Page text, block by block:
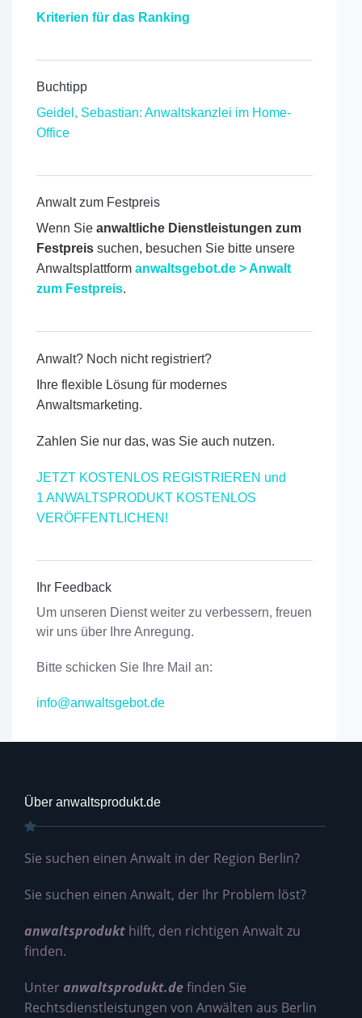
Kriterien für das Ranking
Buchtipp
Geidel, Sebastian: Anwaltskanzlei im Home-
Office
Anwalt zum Festpreis
Wenn Sie anwaltliche Dienstleistungen zum
Festpreis suchen, besuchen Sie bitte unsere
Anwaltsplattform anwaltsgebot.de > Anwalt
zum Festpreis.
Anwalt? Noch nicht registriert?
Ihre flexible Lösung für modernes
Anwaltsmarketing.
Zahlen Sie nur das, was Sie auch nutzen.
JETZT KOSTENLOS REGISTRIEREN und
1 ANWALTSPRODUKT KOSTENLOS
VERÖFFENTLICHEN!
Ihr Feedback
Um unseren Dienst weiter zu verbessern, freuen
wir uns über Ihre Anregung.
Bitte schicken Sie Ihre Mail an:
info@anwaltsgebot.de
Über anwaltsprodukt.de
Sie suchen einen Anwalt in der Region Berlin?
Sie suchen einen Anwalt, der Ihr Problem löst?
anwaltsprodukt hilft, den richtigen Anwalt zu
finden.
Unteranwaltsprodukt.definden Sie
Rechtsdienstleistungen von Anwälten aus Berlin